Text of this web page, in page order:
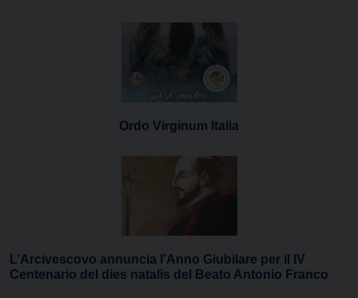
Ordo Virginum Italia
L’Arcivescovo annuncia l’Anno Giubilare per il IV
Centenario del dies natalis del Beato Antonio Franco